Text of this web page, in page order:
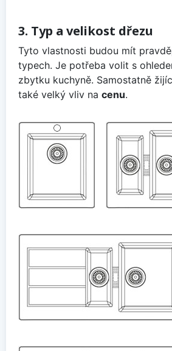
3. Typ a velikost dřezu
Tyto vlastnosti budou mít
typech. Je potřeba volit s
zbytku kuchyně. Samostatně
také velký vliv na cenu.